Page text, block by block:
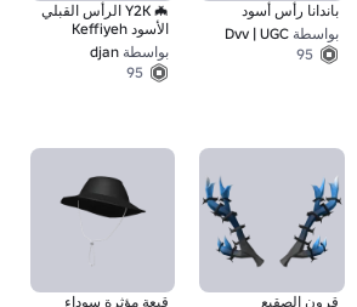
🦇 Y2K الرأس القبلي
الأسود Keffiyeh
Turban 🦇
بواسطة djan
95
باندانا رأس أسود
بواسطة Dvv | UGC
95
قبعة مؤثرة سوداء
قرون الصقيع